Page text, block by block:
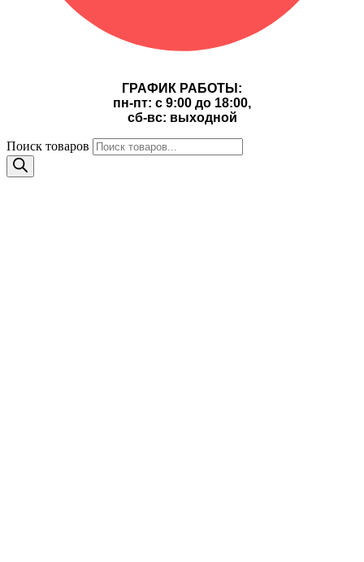
ГРАФИК РАБОТЫ:
пн-пт: с 9:00 до 18:00,
сб-вс: выходной
Поиск товаров